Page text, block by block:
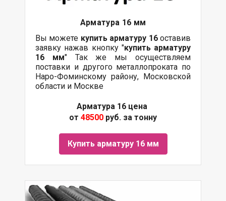
Арматура 16 мм
Вы можете купить арматуру 16оставив
заявку нажав кнопку "купить арматуру
16 мм" Так же мы осуществляем
поставки и другого металлопроката по
Наро-Фоминскому району, Московской
области и Москве
Арматура 16 цена
от 48500 руб. за тонну
Купить арматуру 16 мм